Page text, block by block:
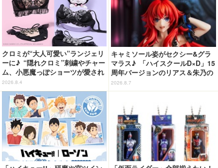
クロミが“大人可愛い”ランジェリ
ーに♪ “隠れクロミ”刺繍やチャー
ム、小悪魔っぽショーツが愛され
度満点◎
2026.8.4
キャミソール姿がセクシー&グラ
マラス♪ 「ハイスクールD×D」15
周年バージョンのリアス＆朱乃の
フィギュアがリニューアルパッケ
ージで登場！
2026.8.7